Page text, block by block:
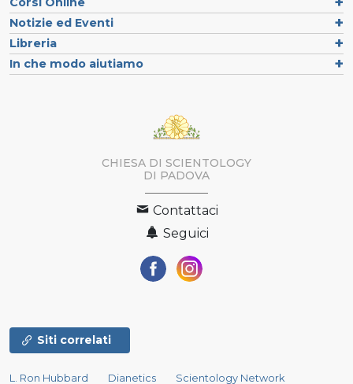
Notizie ed Eventi
Libreria
In che modo aiutiamo
CHIESA DI SCIENTOLOGY
DI PADOVA
Contattaci
Seguici
Siti correlati
L. Ron Hubbard Dianetics Scientology Network